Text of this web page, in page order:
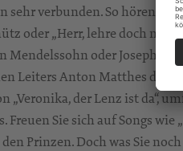
sehr verbunden. So hören Sie
oder „Herr, lehre doch
oder Joseph
Leiters Anton Matthes darf
„Veronika, der Lenz ist da“,
Freuen Sie sich auf Songs wie
Prinzen. Doch was Sie